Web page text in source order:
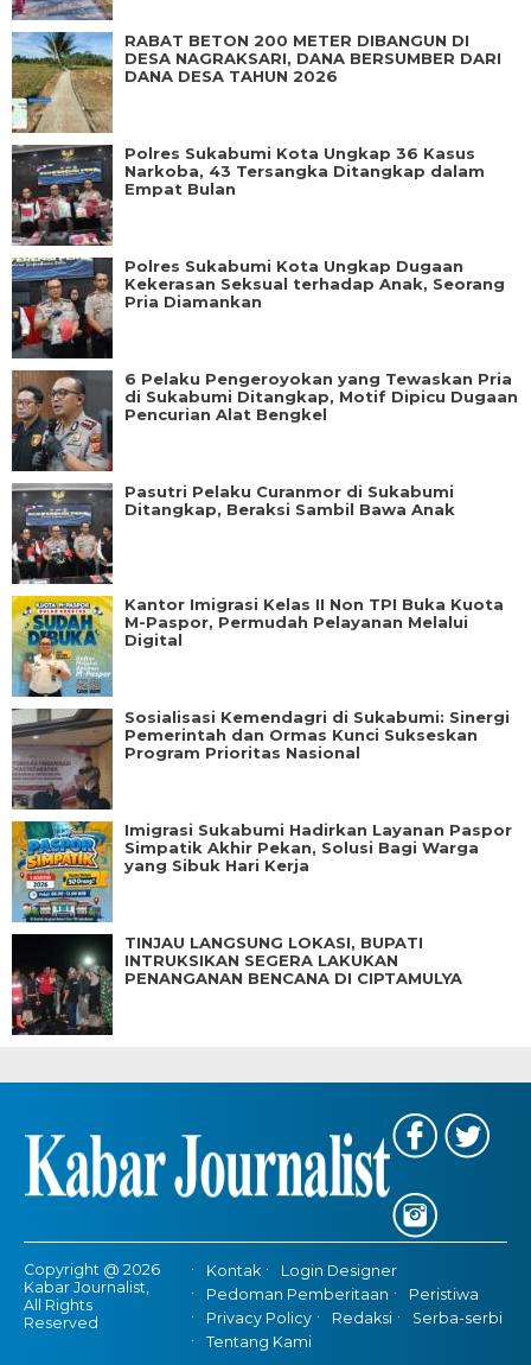
RABAT BETON 200 METER DIBANGUN DI
DESA NAGRAKSARI, DANA BERSUMBER DARI
DANA DESA TAHUN 2026
Polres Sukabumi Kota Ungkap 36 Kasus
Narkoba, 43 Tersangka Ditangkap dalam
Empat Bulan
Polres Sukabumi Kota Ungkap Dugaan
Kekerasan Seksual terhadap Anak, Seorang
Pria Diamankan
6 Pelaku Pengeroyokan yang Tewaskan Pria
di Sukabumi Ditangkap, Motif Dipicu Dugaan
Pencurian Alat Bengkel
Pasutri Pelaku Curanmor di Sukabumi
Ditangkap, Beraksi Sambil Bawa Anak
Kantor Imigrasi Kelas II Non TPI Buka Kuota
M-Paspor, Permudah Pelayanan Melalui
Digital
Sosialisasi Kemendagri di Sukabumi: Sinergi
Pemerintah dan Ormas Kunci Sukseskan
Program Prioritas Nasional
Imigrasi Sukabumi Hadirkan Layanan Paspor
Simpatik Akhir Pekan, Solusi Bagi Warga
yang Sibuk Hari Kerja
TINJAU LANGSUNG LOKASI, BUPATI
INTRUKSIKAN SEGERA LAKUKAN
PENANGANAN BENCANA DI CIPTAMULYA
Copyright @ 2026
Kabar Journalist,
All Rights
Reserved
Kontak
Login Designer
Pedoman Pemberitaan
Peristiwa
Privacy Policy
Redaksi
Serba-serbi
Tentang Kami